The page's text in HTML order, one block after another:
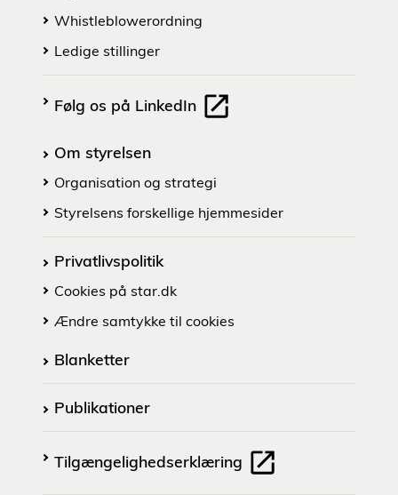
Whistleblowerordning
Ledige stillinger
Følg os på LinkedIn
Om styrelsen
Organisation og strategi
Styrelsens forskellige hjemmesider
Privatlivspolitik
Cookies på star.dk
Ændre samtykke til cookies
Blanketter
Publikationer
Tilgængelighedserklæring